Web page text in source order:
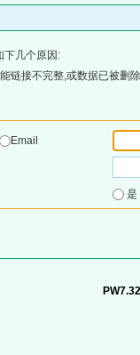
下几个原因:
链接不完整,或数据已被删
Email